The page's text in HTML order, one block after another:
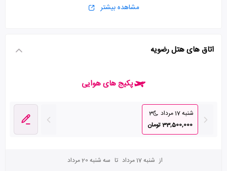
مشاهده بیشتر
اتاق های هتل رضویه
پکیج های هوایی
شنبه 17 مرداد
3
33,500,000 تومان
از شنبه 17 مرداد تا سه شنبه 20 مرداد